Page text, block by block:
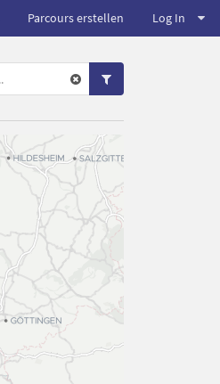
Parcours erstellen Log In